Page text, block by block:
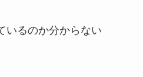
いるのか分からない